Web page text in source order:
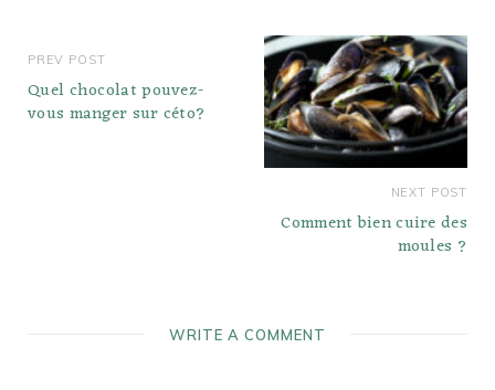
PREV POST
Quel chocolat pouvez-
vous manger sur céto?
NEXT POST
Comment bien cuire des
moules ?
WRITE A COMMENT